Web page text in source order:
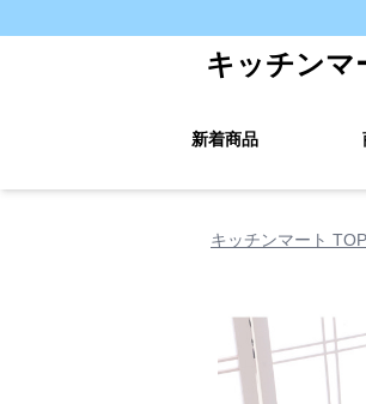
キッチンマ
新着商品
キッチンマート TOP